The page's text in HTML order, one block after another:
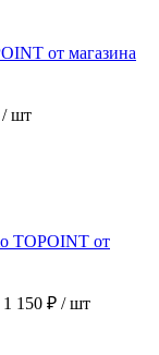
/ шт
1 150 ₽ / шт